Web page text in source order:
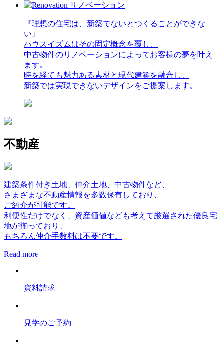
『理想の住宅は、新築でないとつくることができな
い』
ハウスイズムはその固定概念を覆し、
中古物件のリノベーションによってお客様の夢を叶え
ます。
時を経ても魅力ある素材と現代建築を融合し、
新築では実現できないデザインをご提案します。
不動産
建築条件付き土地、仲介土地、中古物件など、
さまざまな不動産情報を多数保有しており、
ご紹介が可能です。
利便性だけでなく、資産価値なども考えて厳選された優良宅
地が揃っており、
もちろん仲介手数料は不要です。
Read more
資料請求
見学のご予約